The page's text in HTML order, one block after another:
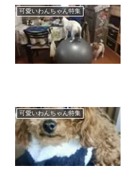
可愛いわんちゃん特集
可愛いわんちゃん特集